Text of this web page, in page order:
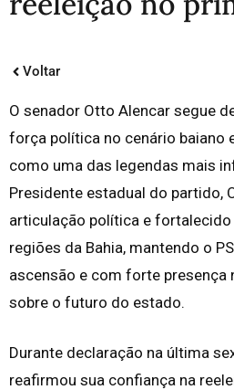
Voltar
O senador Otto Alencar segue
força política no cenário baiano
como uma das legendas mais
Presidente estadual do partido,
articulação política e
regiões da Bahia, mantendo o
ascensão e com forte presença
sobre o futuro do estado.
Durante declaração na última
reafirmou sua confiança na